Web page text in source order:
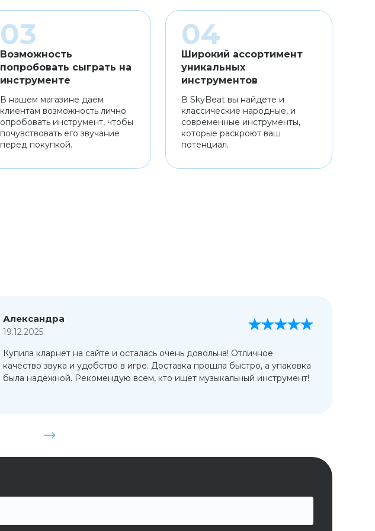
Возможность
попробовать сыграть на
инструменте
В нашем магазине даем
клиентам возможность лично
опробовать инструмент, чтобы
почувствовать его звучание
перед покупкой.
Широкий ассортимент
уникальных
инструментов
В SkyBeat вы найдете и
классические народные, и
современные инструменты,
которые раскроют ваш
потенциал.
Александра
19.12.2025
Купила кларнет на сайте и осталась очень довольна! Отличное
качество звука и удобство в игре. Доставка прошла быстро, а упаковка
была надёжной. Рекомендую всем, кто ищет музыкальный инструмент!